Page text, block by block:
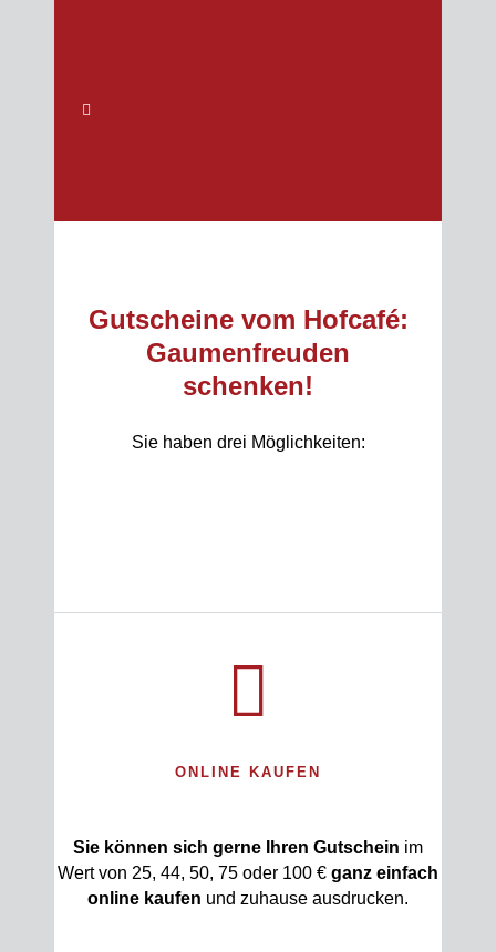
Gutscheine vom Hofcafé:
Gaumenfreuden
schenken!
Sie haben drei Möglichkeiten:
ONLINE KAUFEN
Sie können sich gerne Ihren Gutschein im
Wert von 25, 44, 50, 75 oder 100 € ganz einfach
online kaufen und zuhause ausdrucken.